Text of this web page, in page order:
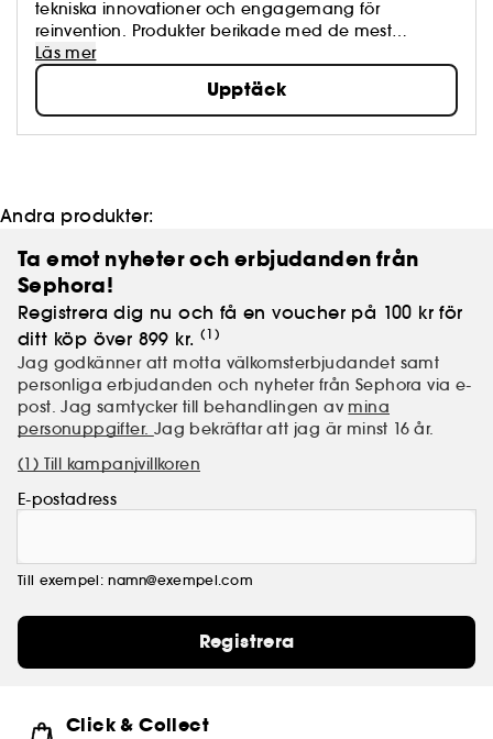
tekniska innovationer och engagemang för
reinvention. Produkter berikade med de mest
innovativa aktiva ingredienserna som är tillgängliga
för att skapa en hud av otrolig skönhet. Den
toppmoderna elden kännetecknas av vackra
texturer, moderna färgsamlingar och elegant
förpackning. Hourglass kombinerar konst med
Läs mer
Upptäck
Andra produkter:
Ta emot nyheter och erbjudanden från
Sephora!
Registrera dig nu och få en voucher på 100 kr för
ditt köp över 899 kr. (1)
Jag godkänner att motta välkomsterbjudandet samt
personliga erbjudanden och nyheter från Sephora via e-
post. Jag samtycker till behandlingen av mina
personuppgifter. Jag bekräftar att jag är minst 16 år.
(1) Till kampanjvillkoren
E-postadress
Till exempel: namn@exempel.com
Registrera
Click & Collect